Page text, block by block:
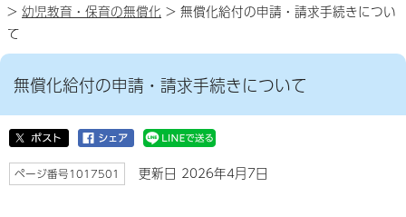
> 幼児教育・保育の無償化 > 無償化給付の申請・請求手続きについ
て
無償化給付の申請・請求手続きについて
ページ番号1017501 更新日 2026年4月7日